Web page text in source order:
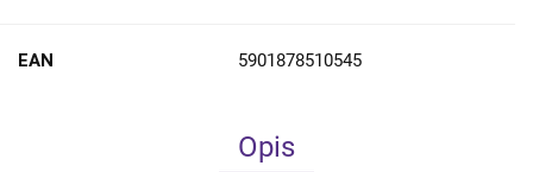
EAN 5901878510545
Opis